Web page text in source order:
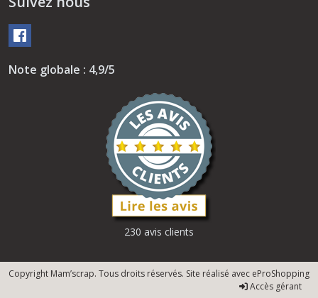
Note globale : 4,9/5
230 avis clients
Copyright Mam’scrap. Tous droits réservés. Site réalisé avec eProShopping
Accès gérant